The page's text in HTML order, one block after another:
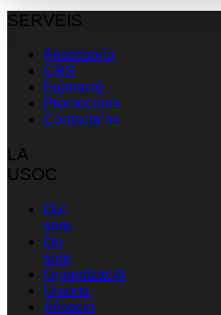
SERVEIS
Assessoria
CRS
Formació
Promocions
Contacta’ns
LA
USOC
Qui
som
On
som
Organització
Unions
Afiliació